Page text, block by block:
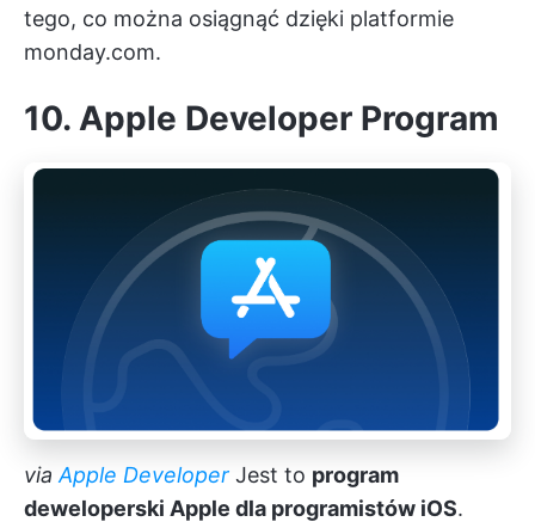
tego, co można osiągnąć dzięki platformie
monday.com.
10. Apple Developer Program
via Apple Developer Jest to program
deweloperski Apple dla programistów iOS.